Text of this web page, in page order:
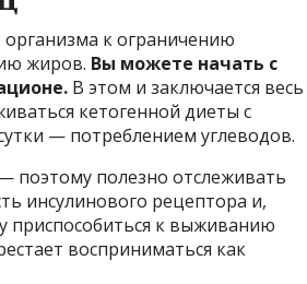
к ограничению
жиров. Вы можете начать с
В этом и заключается весь
кетогенной диеты с
— потреблением углеводов.
поэтому полезно отслеживать
инсулинового рецептора и,
приспособиться к выживанию
восприниматься как